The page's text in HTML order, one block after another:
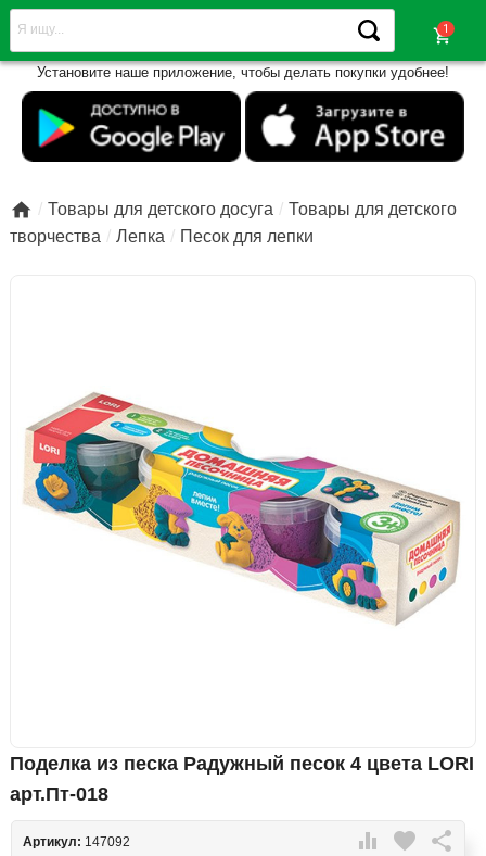
shopping_cart
Установите наше приложение, чтобы делать покупки удобнее!
 Товары для детского досуга
Товары для детского
творчества
Лепка Песок для лепки
Поделка из песка Радужный песок 4 цвета LORI
арт.Пт-018
 favorite 
Артикул: 147092